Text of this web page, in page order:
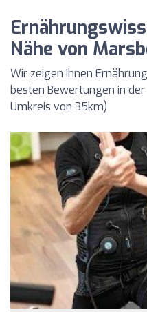
Nähe von
Wir zeigen Ihnen
besten Bewertungen in
Umkreis von 35km)